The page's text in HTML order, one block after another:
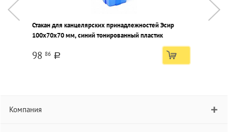
Стакан для канцелярских принадлежностей Эсир
100х70х70 мм, синий тонированный пластик
98 86 a
Компания